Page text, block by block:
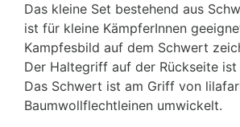
Das kleine Set bestehend aus
ist für kleine KämpferInnen
Kampfesbild auf dem Schwert
Der Haltegriff auf der Rückseite ist
Das Schwert ist am Griff von
Baumwollflechtleinen umwickelt.